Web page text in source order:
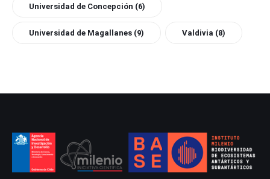
Universidad de Concepción (6)
Universidad de Magallanes (9) Valdivia (8)